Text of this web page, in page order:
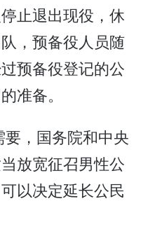
止退出现役，休
，预备役人员随
预备役登记的公
准备。
，国务院和中央
放宽征召男性公
以决定延长公民